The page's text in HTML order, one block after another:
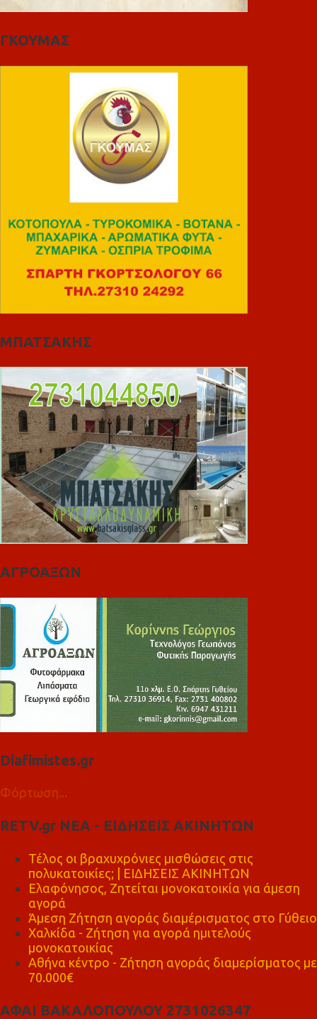
ΓΚΟΥΜΑΣ
ΜΠΑΤΣΑΚΗΣ
ΑΓΡΟΑΞΩΝ
Diafimistes.gr
Φόρτωση...
RETV.gr ΝΕΑ - ΕΙΔΗΣΕΙΣ ΑΚΙΝΗΤΩΝ
Τέλος οι βραχυχρόνιες μισθώσεις στις
πολυκατοικίες; | ΕΙΔΗΣΕΙΣ ΑΚΙΝΗΤΩΝ
Ελαφόνησος, Ζητείται μονοκατοικία για άμεση
αγορά
Άμεση Ζήτηση αγοράς διαμέρισματος στο Γύθειο
Χαλκίδα - Ζήτηση για αγορά ημιτελούς
μονοκατοικίας
Αθήνα κέντρο - Ζήτηση αγοράς διαμερίσματος με
70.000€
ΑΦΑΙ ΒΑΚΑΛΟΠΟΥΛΟΥ 2731026347